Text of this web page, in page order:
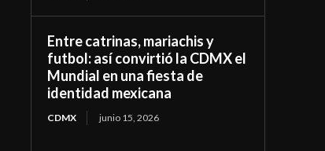
Entre catrinas, mariachis y
futbol: así convirtió la CDMX el
Mundial en una fiesta de
identidad mexicana
CDMX junio 15, 2026